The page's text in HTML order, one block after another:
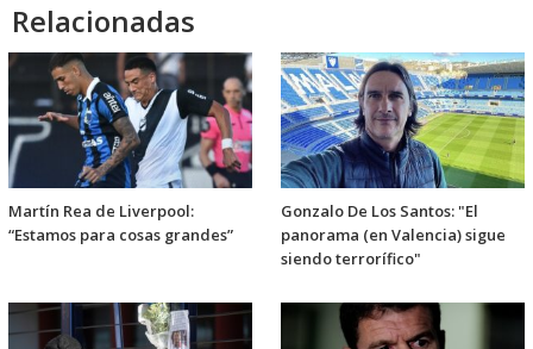
Relacionadas
Martín Rea de Liverpool:
“Estamos para cosas grandes”
Gonzalo De Los Santos: "El
panorama (en Valencia) sigue
siendo terrorífico"